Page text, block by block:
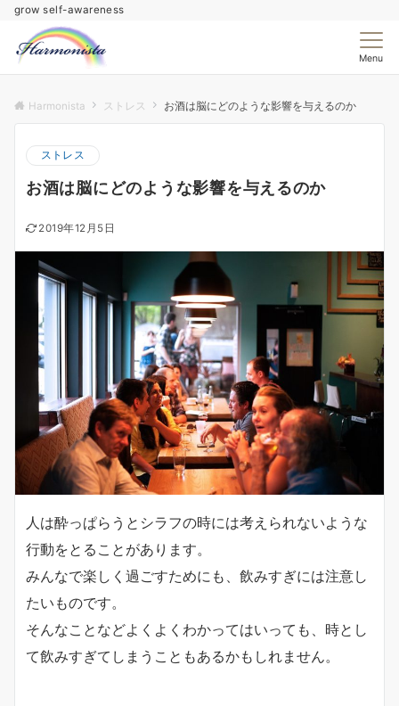
grow self-awareness
Menu
Harmonista ストレス お酒は脳にどのような影響を与えるのか
ストレス
お酒は脳にどのような影響を与えるのか
2019年12月5日
人は酔っぱらうとシラフの時には考えられないような
行動をとることがあります。
みんなで楽しく過ごすためにも、飲みすぎには注意し
たいものです。
そんなことなどよくよくわかってはいっても、時とし
て飲みすぎてしまうこともあるかもしれません。